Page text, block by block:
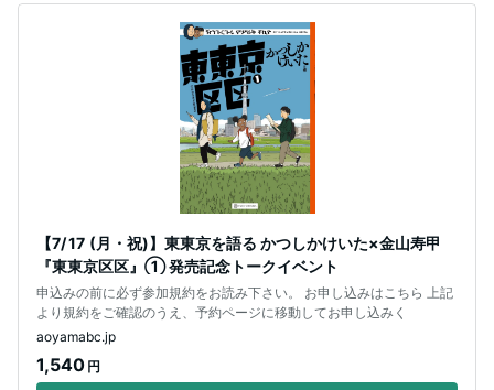
【7/ 17 (月・祝)】東東京を語る かつしかけいた×金山寿甲
『東東京区区』① 発売記念トークイベント
申込みの前に必ず参加規約をお読み下さい。 お申し込みはこちら 上記
より規約をご確認のうえ、予約ページに移動してお申し込みく
aoyamabc.jp
1,540 円